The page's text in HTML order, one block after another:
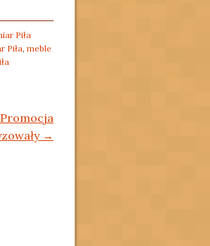
Piła
Piła meble
→